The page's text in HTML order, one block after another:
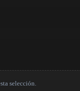
selección.